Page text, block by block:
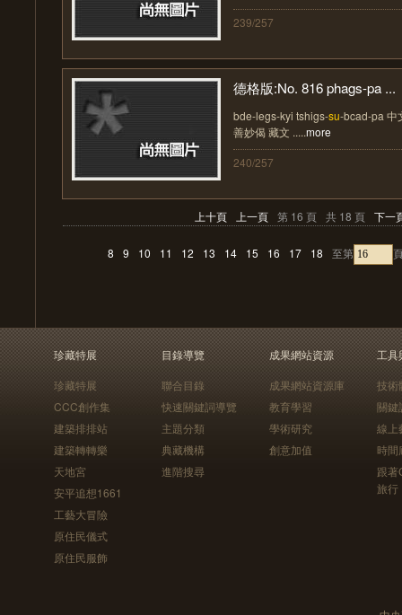
239/257
德格版:No. 816 phags-pa ...
bde-legs-kyi tshigs-su-bcad-pa 中
善妙偈 藏文 .....more
240/257
上十頁 上一頁 第 16 頁 共 18 頁 下一
8 9 10 11 12 13 14 15 16 17 18 至第
珍藏特展
珍藏特展
CCC創作集
建築排排站
建築轉轉樂
天地宮
安平追想1661
工藝大冒險
原住民儀式
原住民服飾
目錄導覽
聯合目錄
快速關鍵詞導覽
主題分類
典藏機構
進階搜尋
成果網站資源
成果網站資源庫
教育學習
學術研究
創意加值
工具
技術
關鍵
線上
時間
跟
旅行